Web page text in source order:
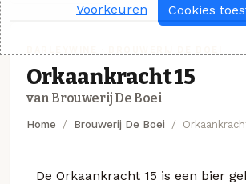
Orkaankracht 15
van Brouwerij De Boei
Home Brouwerij De Boei
De Orkaankracht 15 is een bier
Voorkeuren Cookies